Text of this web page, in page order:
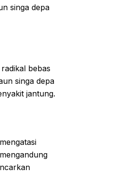
singa depa
bebas
singa depa
jantung.